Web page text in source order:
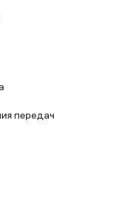
передач